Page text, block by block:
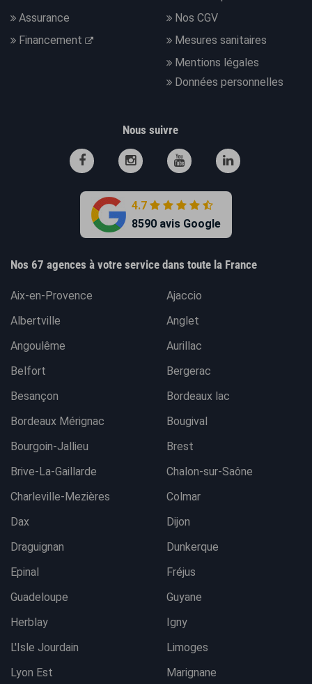
Assurance
Financement
Nos CGV
Mesures sanitaires
Mentions légales
Données personnelles
Nous suivre
4.7
8590 avis Google
Nos 67 agences à votre service dans toute la France
Aix-en-Provence
Ajaccio
Albertville
Anglet
Angoulême
Aurillac
Belfort
Bergerac
Besançon
Bordeaux lac
Bordeaux Mérignac
Bougival
Bourgoin-Jallieu
Brest
Brive-La-Gaillarde
Chalon-sur-Saône
Charleville-Mezières
Colmar
Dax
Dijon
Draguignan
Dunkerque
Epinal
Fréjus
Guadeloupe
Guyane
Herblay
Igny
L'Isle Jourdain
Limoges
Lyon Est
Marignane